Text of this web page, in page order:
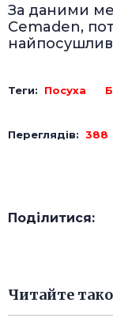
За даними
Cemaden,
Теги: Посуха
Переглядів: 388
Поділитися:
Читайте